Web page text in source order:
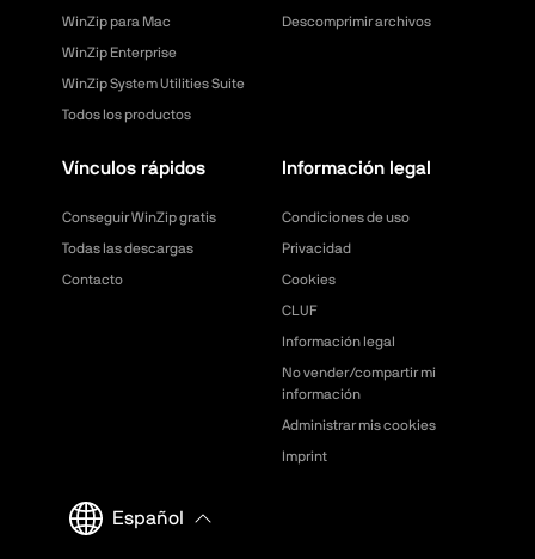
WinZip para Mac
WinZip Enterprise
WinZip System Utilities Suite
Todos los productos
Descomprimir archivos
Vínculos rápidos
Conseguir WinZip gratis
Todas las descargas
Contacto
Información legal
Condiciones de uso
Privacidad
Cookies
CLUF
Información legal
No vender/compartir mi
información
Administrar mis cookies
Imprint
Español